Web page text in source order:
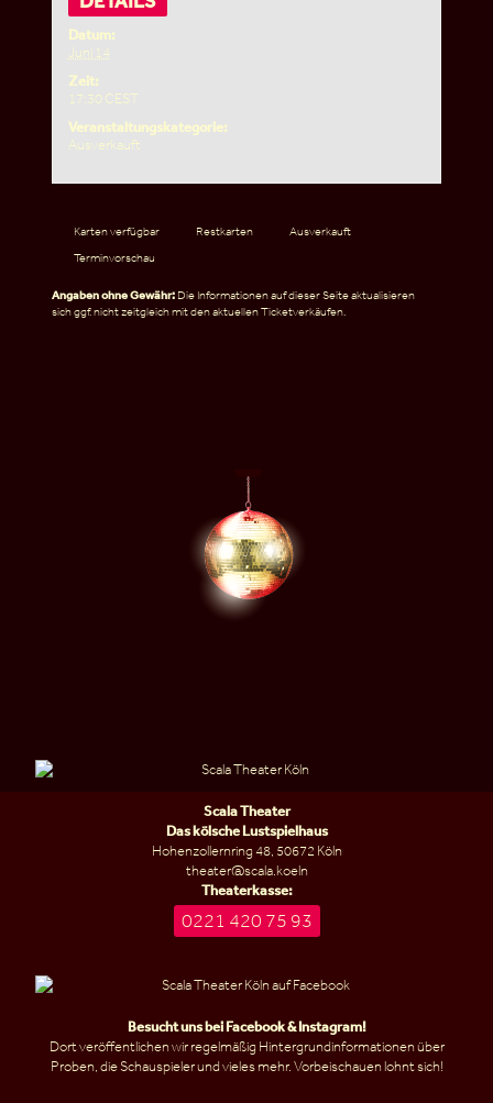
Datum:
Juni 14
Zeit:
17:30
CEST
Veranstaltungskategorie:
Ausverkauft
Karten verfügbar Restkarten
Ausverkauft
Terminvorschau
Angaben ohne Gewähr: Die Informationen auf dieser Seite aktualisieren
sich ggf. nicht zeitgleich mit den aktuellen Ticketverkäufen.
Scala Theater
Das kölsche Lustspielhaus
Hohenzollernring 48, 50672 Köln
theater@scala.koeln
Theaterkasse:
0221 420 75 93
Besucht uns beiFacebook&Instagram!
Dort veröffentlichen wir regelmäßig Hintergrundinformationen über
Proben, die Schauspieler und vieles mehr. Vorbeischauen lohnt sich!